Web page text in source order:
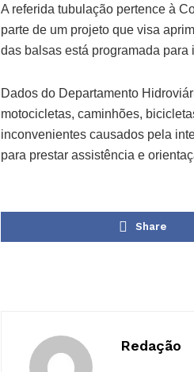
A referida tubulação pertence à
parte de um projeto que visa
das balsas está programada
Dados do Departamento
motocicletas, caminhões,
inconvenientes causados pela
para prestar assistência e
Share
Redação